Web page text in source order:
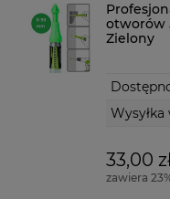
otworów
Zielony
Wysyłka
33,00
zawiera